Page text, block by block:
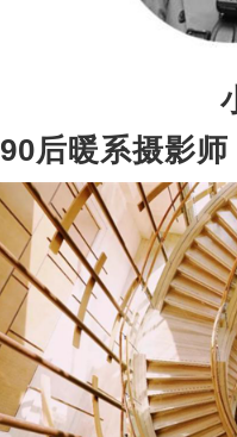
90后暖系摄影